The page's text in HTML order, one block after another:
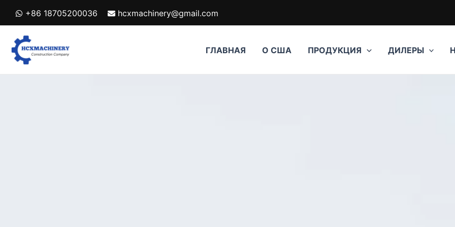
+86 18705200036 hcxmachinery@gmail.com
ГЛАВНАЯ О США ПРОДУКЦИЯ ДИЛЕРЫ